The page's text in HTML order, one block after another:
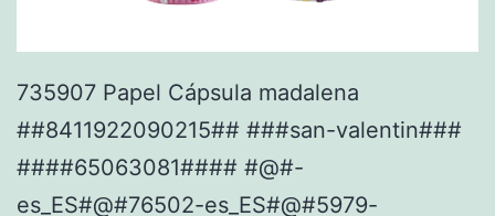
735907 Papel Cápsula madalena
##8411922090215## ###san-valentin###
####65063081#### #@#-
es_ES#@#76502-es_ES#@#5979-